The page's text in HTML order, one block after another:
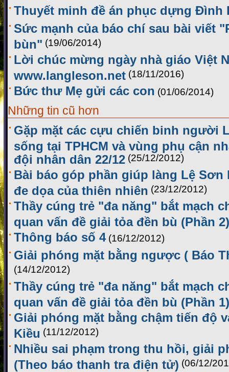
Thuyết minh đề án phục dựng Đình
Sức mạnh của báo chí sau bài viết
bùn" (19/06/2014)
Lời chúc mừng ngày nhà giáo Việt
www.langleson.net (18/11/2016)
Bức thư Mẹ gửi các con (01/06/2014)
Những tin cũ hơn
Gặp mặt các cựu chiến binh người
sống tại TPHCM và vùng phụ cận
đội nhân dân 22/12 (25/12/2012)
Bài báo góp phần giúp làng Lệ
đe dọa của thiên nhiên (23/12/2012)
Thầy cúng trẻ "đa năng" bắt mạch
quan vấn đề giải tỏa đền bù (Phần 2)
Thông báo số 4 (16/12/2012)
Giải phóng mặt bằng ngược ( Báo
(14/12/2012)
Thầy cúng trẻ "đa năng" bắt mạch
quan vấn đề giải tỏa đền bù (Phần 1)
Giải phóng mặt bằng chậm tiến độ
Kiều (11/12/2012)
Nhiều sai phạm trong thu hồi, giải
(Theo báo thanh tra điện tử) (06/12/